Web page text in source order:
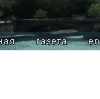
газета